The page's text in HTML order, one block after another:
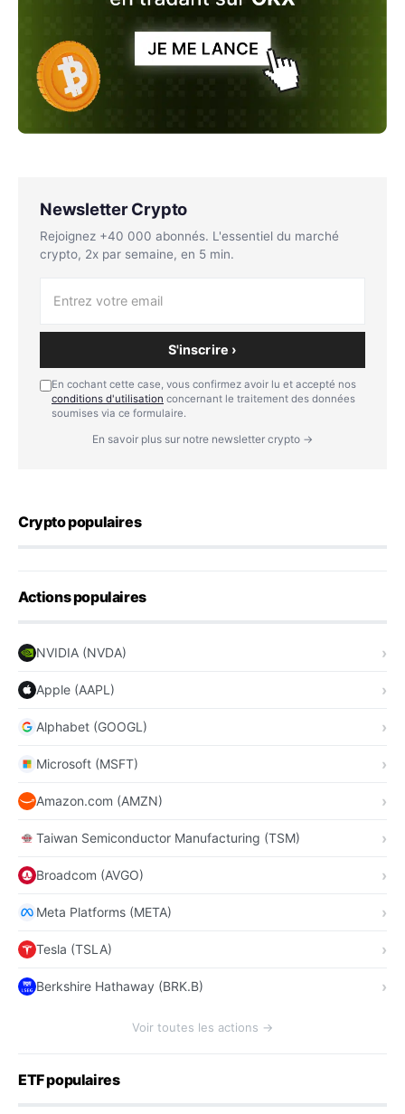
Newsletter Crypto
Rejoignez +40 000 abonnés. L'essentiel du marché
crypto, 2x par semaine, en 5 min.
S'inscrire ›
En cochant cette case, vous confirmez avoir lu et accepté nos
conditions d'utilisation concernant le traitement des données
soumises via ce formulaire.
En savoir plus sur notre newsletter crypto →
Crypto populaires
Actions populaires
NVIDIA (NVDA)
Apple (AAPL)
Alphabet (GOOGL)
Microsoft (MSFT)
Amazon.com (AMZN)
Taiwan Semiconductor Manufacturing (TSM)
Broadcom (AVGO)
Meta Platforms (META)
Tesla (TSLA)
Berkshire Hathaway (BRK.B)
Voir toutes les actions →
ETF populaires